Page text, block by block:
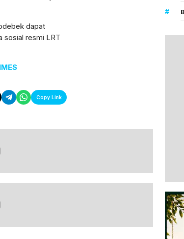
dapat
sosial resmi LRT
Copy Link
#